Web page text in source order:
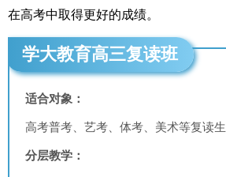
在高考中取得更好的成绩。
学大教育高三复读班
适合对象：
高考普考、艺考、体考、美术等复读生
分层教学：